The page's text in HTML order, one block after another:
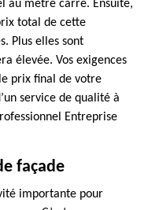
au mètre carré. Ensuite,
total de cette
Plus elles sont
élevée. Vos exigences
prix final de votre
service de qualité à
Entreprise
façade
importante pour